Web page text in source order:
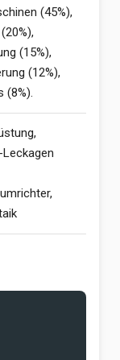
(45%),
(15%),
(12%),
(8%).